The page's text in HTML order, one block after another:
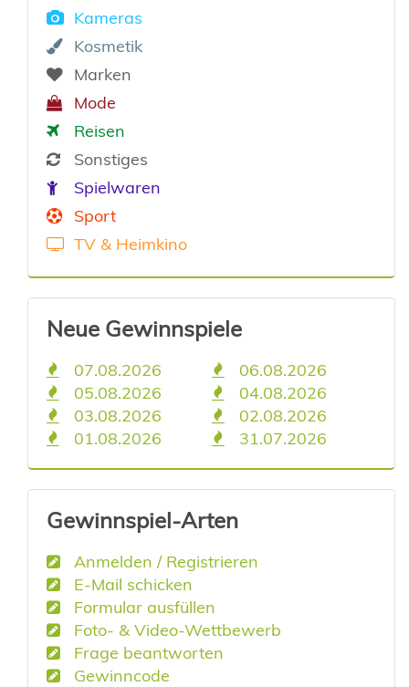
Kameras
Kosmetik
Marken
Mode
Reisen
Sonstiges
Spielwaren
Sport
TV & Heimkino
Neue Gewinnspiele
07.08.2026
06.08.2026
05.08.2026
04.08.2026
03.08.2026
02.08.2026
01.08.2026
31.07.2026
Gewinnspiel-Arten
Anmelden / Registrieren
E-Mail schicken
Formular ausfüllen
Foto- & Video-Wettbewerb
Frage beantworten
Gewinncode